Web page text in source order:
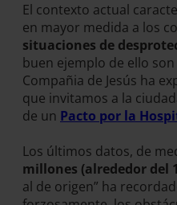
El contexto actual
en mayor medida a los
situaciones de
buen ejemplo de ello
Compañia de Jesús ha
que invitamos a la
de un Pacto por la
Los últimos datos, de
millones (alrededor del
al de origen” ha